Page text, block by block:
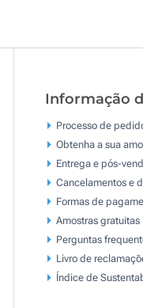
Informação
Processo de
Obtenha a sua
Entrega e pós-
Cancelamentos e
Formas de
Amostras gratuitas
Perguntas
Livro de
Índice de